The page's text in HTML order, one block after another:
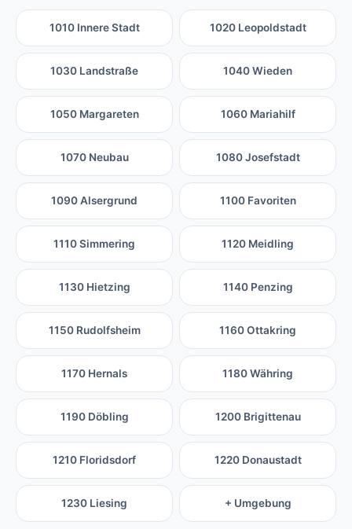
1010 Innere Stadt 1020 Leopoldstadt
1030 Landstraße 1040 Wieden
1050 Margareten 1060 Mariahilf
1070 Neubau 1080 Josefstadt
1090 Alsergrund 1100 Favoriten
1110 Simmering 1120 Meidling
1130 Hietzing 1140 Penzing
1150 Rudolfsheim 1160 Ottakring
1170 Hernals 1180 Währing
1190 Döbling 1200 Brigittenau
1210 Floridsdorf 1220 Donaustadt
1230 Liesing + Umgebung